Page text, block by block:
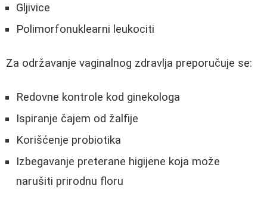
Gljivice
Polimorfonuklearni leukociti
Za održavanje vaginalnog zdravlja preporučuje se:
Redovne kontrole kod ginekologa
Ispiranje čajem od žalfije
Korišćenje probiotika
Izbegavanje preterane higijene koja može
narušiti prirodnu floru